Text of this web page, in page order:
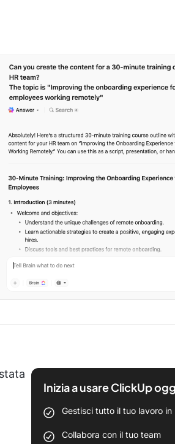
Inizia a usare ClickUp
Gestisci tutto il tuo lavoro in
Collabora con il tuo team